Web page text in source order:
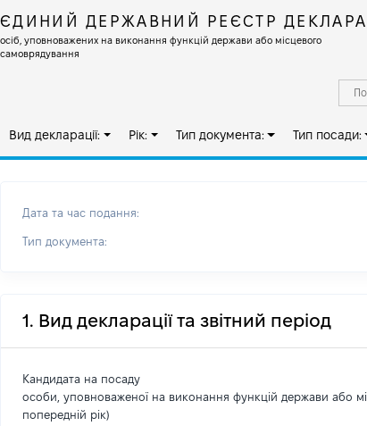
ЄДИНИЙ ДЕРЖАВНИЙ РЕЄСТР
осіб, уповноважених на виконання функцій держави або місцевого
самоврядування
Вид декларації: Рік: Тип документа: Тип посади:
Дата та час подання:
Тип документа:
1. Вид декларації та звітний період
Кандидата на посаду
особи, уповноваженої на виконання функцій держави або
попередній рік)